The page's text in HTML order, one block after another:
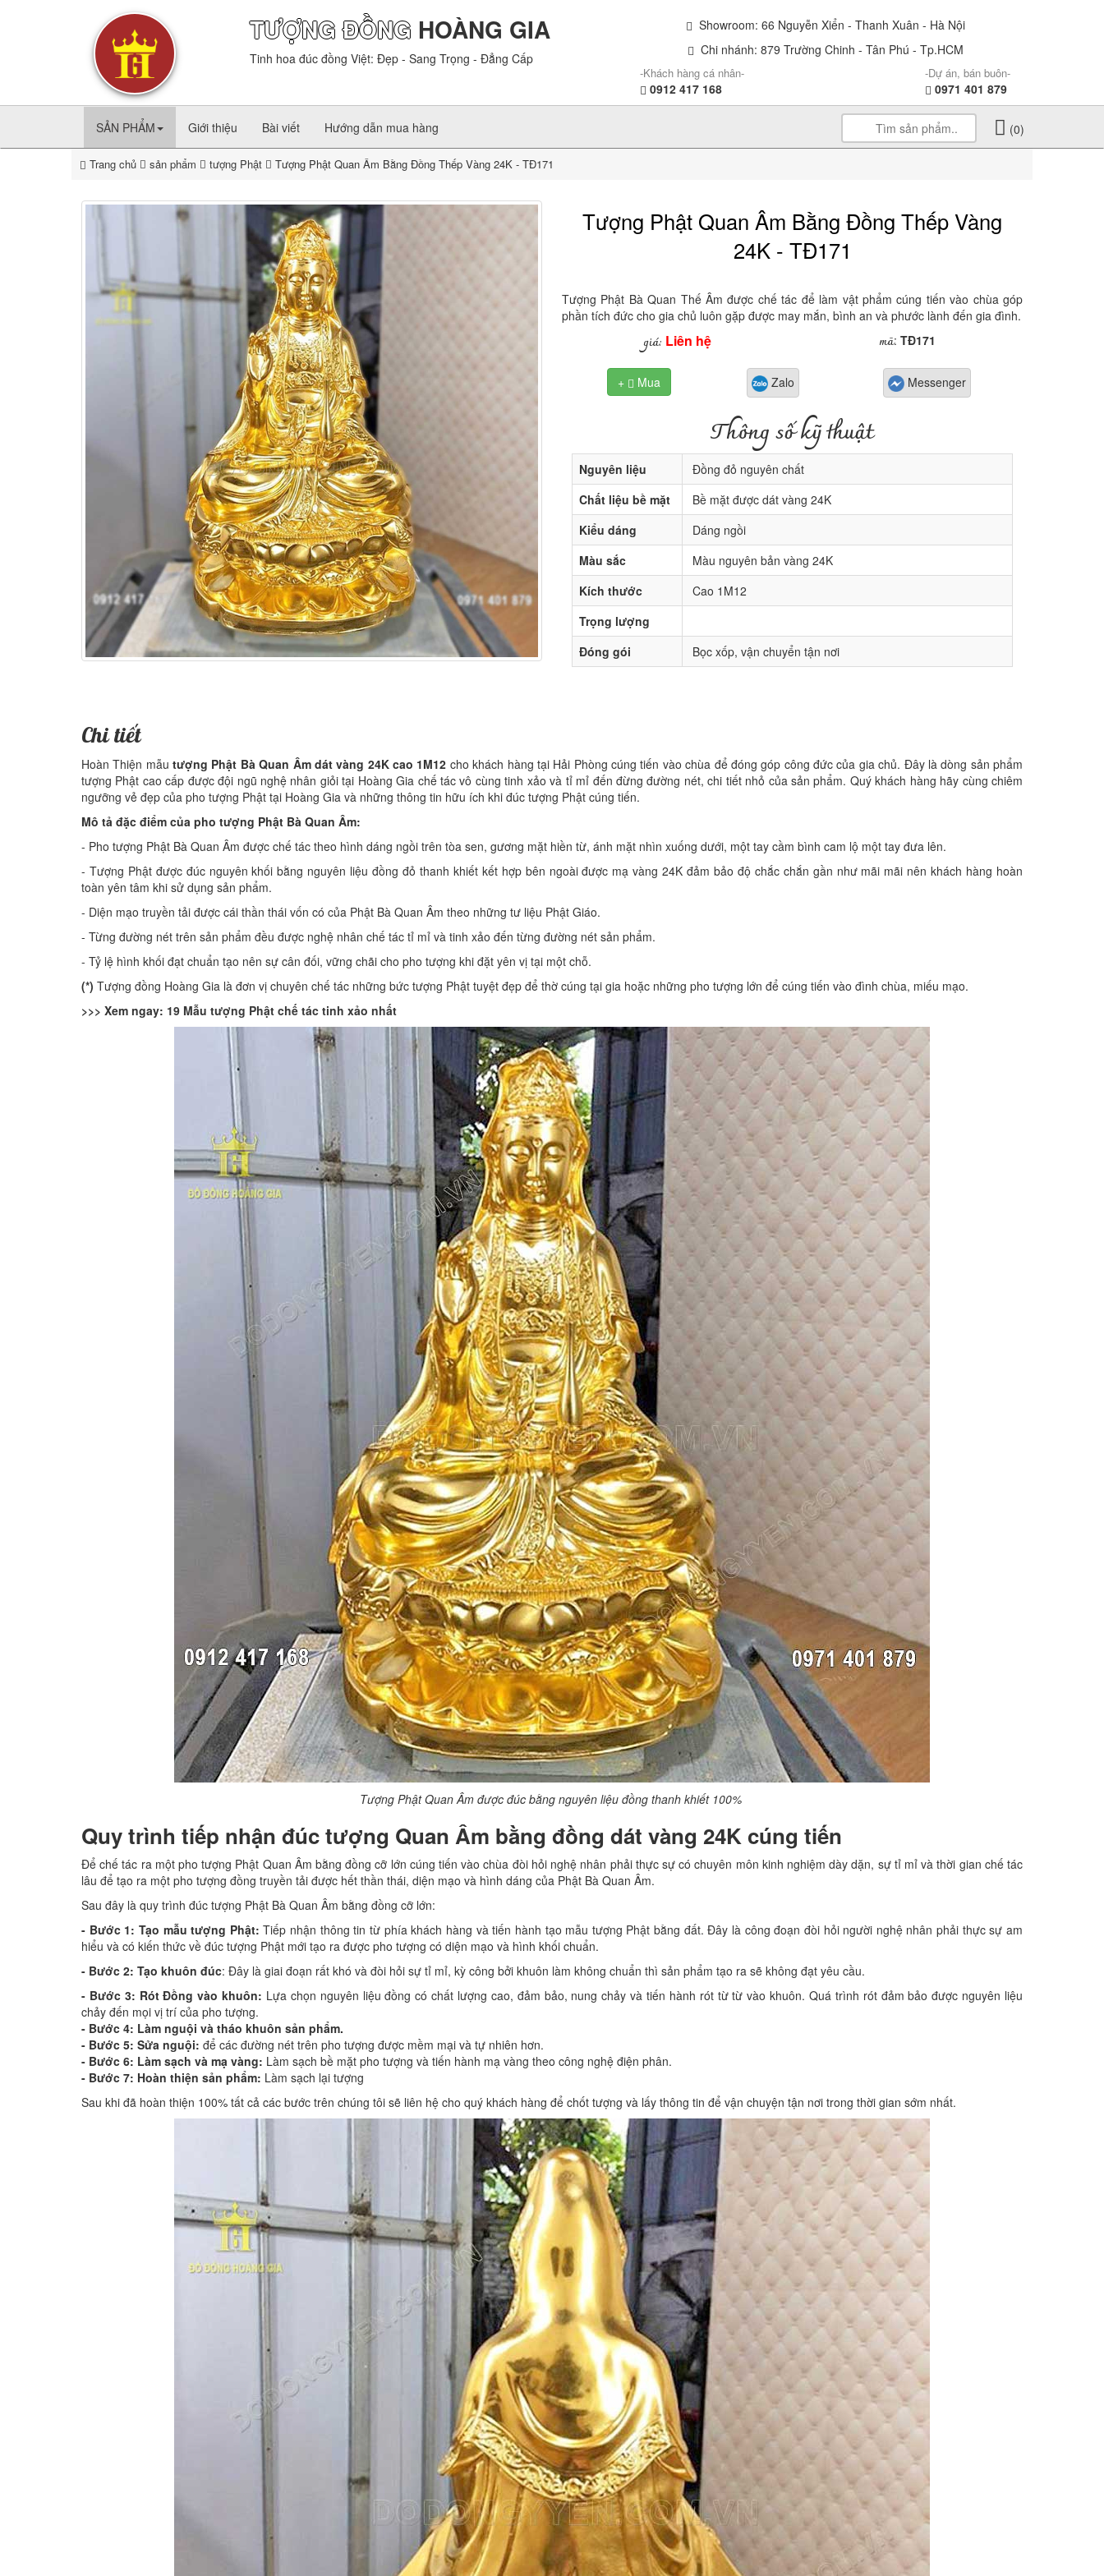
TƯỢNG ĐỒNG HOÀNG GIA
Tinh hoa đúc đồng Việt: Đẹp - Sang Trọng - Đẳng Cấp
Showroom: 66 Nguyễn Xiển - Thanh Xuân - Hà Nội
Chi nhánh: 879 Trường Chinh - Tân Phú - Tp.HCM
-Khách hàng cá nhân-
0912 417 168
-Dự án, bán buôn-
0971 401 879
SẢN PHẨM Giới thiệu Bài viết Hướng dẫn mua hàng (0)
Trang chủ sản phẩm tượng Phật Tượng Phật Quan Âm Bằng Đồng Thếp Vàng 24K - TĐ171
Tượng Phật Quan Âm Bằng Đồng Thếp Vàng
24K - TĐ171
Tượng Phật Bà Quan Thế Âm được chế tác để làm vật phẩm cúng tiến vào chùa góp
phần tích đức cho gia chủ luôn gặp được may mắn, bình an và phước lành đến gia đình.
giá: Liên hệ mã:TĐ171
+  Mua Zalo Messenger
Thông số kỹ thuật
Nguyên liệu
Đồng đỏ nguyên chất
Chất liệu bề mặt
Bề mặt được dát vàng 24K
Kiểu dáng
Dáng ngồi
Màu sắc
Màu nguyên bản vàng 24K
Kích thước
Cao 1M12
Trọng lượng
Đóng gói
Bọc xốp, vận chuyển tận nơi
Chi tiết
Hoàn Thiện mẫutượng Phật Bà Quan Âm dát vàng 24K cao 1M12 cho khách hàng tại Hải Phòng cúng tiến vào chùa để đóng góp công đức của gia chủ. Đây là dòng sản phẩm
tượng Phật cao cấp được đội ngũ nghệ nhân giỏi tại Hoàng Gia chế tác vô cùng tinh xảo và tỉ mỉ đến đừng đường nét, chi tiết nhỏ của sản phẩm. Quý khách hàng hãy cùng chiêm
ngưỡng vẻ đẹp của pho tượng Phật tại Hoàng Gia và những thông tin hữu ích khi đúc tượng Phật cúng tiến.
Mô tả đặc điểm của pho tượng Phật Bà Quan Âm:
- Pho tượng Phật Bà Quan Âm được chế tác theo hình dáng ngồi trên tòa sen, gương mặt hiền từ, ánh mặt nhìn xuống dưới, một tay cầm bình cam lộ một tay đưa lên.
- Tượng Phật được đúc nguyên khối bằng nguyên liệu đồng đỏ thanh khiết kết hợp bên ngoài được mạ vàng 24K đảm bảo độ chắc chắn gần như mãi mãi nên khách hàng hoàn
toàn yên tâm khi sử dụng sản phẩm.
- Diện mạo truyền tải được cái thần thái vốn có của Phật Bà Quan Âm theo những tư liệu Phật Giáo.
- Từng đường nét trên sản phẩm đều được nghệ nhân chế tác tỉ mỉ và tinh xảo đến từng đường nét sản phẩm.
- Tỷ lệ hình khối đạt chuẩn tạo nên sự cân đối, vững chãi cho pho tượng khi đặt yên vị tại một chỗ.
(*) Tượng đồng Hoàng Gia là đơn vị chuyên chế tác những bức tượng Phật tuyệt đẹp để thờ cúng tại gia hoặc những pho tượng lớn để cúng tiến vào đình chùa, miếu mạo.
>>> Xem ngay: 19 Mẫu tượng Phật chế tác tinh xảo nhất
Tượng Phật Quan Âm được đúc bằng nguyên liệu đồng thanh khiết 100%
Quy trình tiếp nhận đúc tượng Quan Âm bằng đồng dát vàng 24K cúng tiến
Để chế tác ra một pho tượng Phật Quan Âm bằng đồng cỡ lớn cúng tiến vào chùa đòi hỏi nghệ nhân phải thực sự có chuyên môn kinh nghiệm dày dặn, sự tỉ mỉ và thời gian chế tác
lâu để tạo ra một pho tượng đồng truyền tải được hết thần thái, diện mạo và hình dáng của Phật Bà Quan Âm.
Sau đây là quy trình đúc tượng Phật Bà Quan Âm bằng đồng cỡ lớn:
- Bước 1: Tạo mẫu tượng Phật: Tiếp nhận thông tin từ phía khách hàng và tiến hành tạo mẫu tượng Phật bằng đất. Đây là công đoạn đòi hỏi người nghệ nhân phải thực sự am
hiểu và có kiến thức về đúc tượng Phật mới tạo ra được pho tượng có diện mạo và hình khối chuẩn.
- Bước 2: Tạo khuôn đúc: Đây là giai đoạn rất khó và đòi hỏi sự tỉ mỉ, kỳ công bởi khuôn làm không chuẩn thì sản phẩm tạo ra sẽ không đạt yêu cầu.
- Bước 3: Rót Đồng vào khuôn: Lựa chọn nguyên liệu đồng có chất lượng cao, đảm bảo, nung chảy và tiến hành rót từ từ vào khuôn. Quá trình rót đảm bảo được nguyên liệu
chảy đến mọi vị trí của pho tượng.
- Bước 4: Làm nguội và tháo khuôn sản phẩm.
- Bước 5: Sửa nguội: để các đường nét trên pho tượng được mềm mại và tự nhiên hơn.
- Bước 6: Làm sạch và mạ vàng: Làm sạch bề mặt pho tượng và tiến hành mạ vàng theo công nghệ điện phân.
- Bước 7: Hoàn thiện sản phẩm: Làm sạch lại tượng
Sau khi đã hoàn thiện 100% tất cả các bước trên chúng tôi sẽ liên hệ cho quý khách hàng để chốt tượng và lấy thông tin để vận chuyện tận nơi trong thời gian sớm nhất.